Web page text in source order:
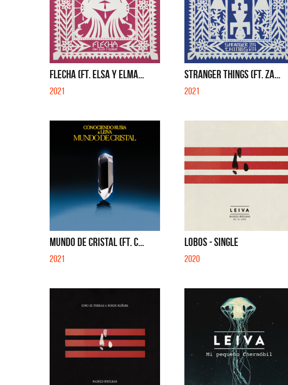
FLECHA (FT. ELSA Y ELMA...
2021
STRANGER THINGS (FT. ZA...
2021
MUNDO DE CRISTAL (FT. C...
2021
LOBOS - SINGLE
2020
QUE NO SE MUELA LA MUELA - SINGLE